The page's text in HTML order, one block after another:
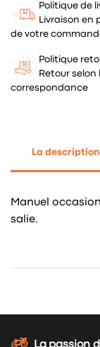
Politique de
Livraison en
de votre
Politique
Retour
correspondance
La description
Manuel
salie.
La passion